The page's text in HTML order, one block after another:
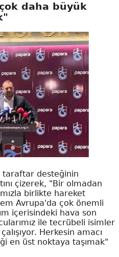
daha büyük
taraftar desteğinin
çizerek, "Bir olmadan
birlikte hareket
Avrupa'da çok önemli
içerisindeki hava son
ile tecrübeli isimler
Herkesin amacı
en üst noktaya taşımak"